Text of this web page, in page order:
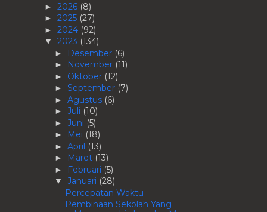
► 2026 (8)
► 2025 (27)
► 2024 (92)
▼ 2023 (134)
► Desember (6)
► November (11)
► Oktober (12)
► September (7)
► Agustus (6)
► Juli (10)
► Juni (5)
► Mei (18)
► April (13)
► Maret (13)
► Februari (5)
▼ Januari (28)
Percepatan Waktu
Pembinaan Sekolah Yang